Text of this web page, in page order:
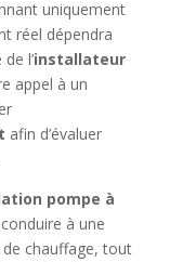
uniquement
réel dépendra
l’installateur
appel à un
afin d’évaluer
pompe à
à une
chauffage, tout